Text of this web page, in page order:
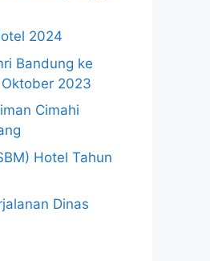
2024
Bandung ke
2023
Cimahi
Hotel Tahun
Dinas